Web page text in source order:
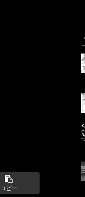
コピー